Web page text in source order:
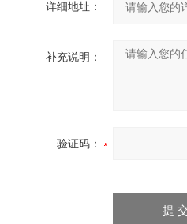
详细地址：
补充说明：
验证码：